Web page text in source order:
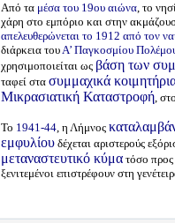
Από τα μέσα του 19ου αιώνα, το
χάρη στο εμπόριο και στην
απελευθερώνεται το 1912 από τον
διάρκεια τουΑ’ Παγκοσμίου
χρησιμοποιείται ως βάση των
ταφεί στα συμμαχικά
Μικρασιατική Καταστροφή,
Το 1941-44, η Λήμνος
εμφυλίου δέχεται αριστερούς
μεταναστευτικό κύμα τόσο προς
ξενιτεμένοι επιστρέφουν στη